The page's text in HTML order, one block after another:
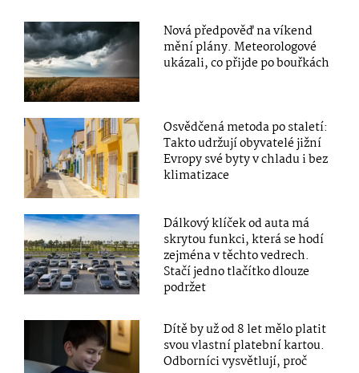
Nová předpověď na víkend
mění plány. Meteorologové
ukázali, co přijde po bouřkách
Osvědčená metoda po staletí:
Takto udržují obyvatelé jižní
Evropy své byty v chladu i bez
klimatizace
Dálkový klíček od auta má
skrytou funkci, která se hodí
zejména v těchto vedrech.
Stačí jedno tlačítko dlouze
podržet
Dítě by už od 8 let mělo platit
svou vlastní platební kartou.
Odborníci vysvětlují, proč